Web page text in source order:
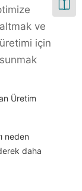
ve
için
Üretim
neden
daha